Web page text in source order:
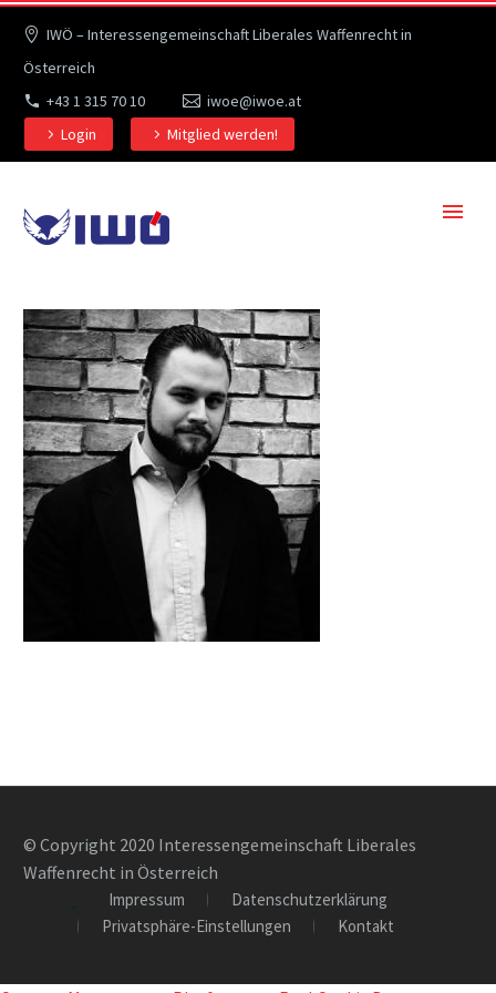
IWÖ – Interessengemeinschaft Liberales Waffenrecht in
Österreich
+43 1 315 70 10
iwoe@iwoe.at
Login
Mitglied werden!
© Copyright 2020 Interessengemeinschaft Liberales
Waffenrecht in Österreich
Impressum
Datenschutzerklärung
Privatsphäre-Einstellungen
Kontakt